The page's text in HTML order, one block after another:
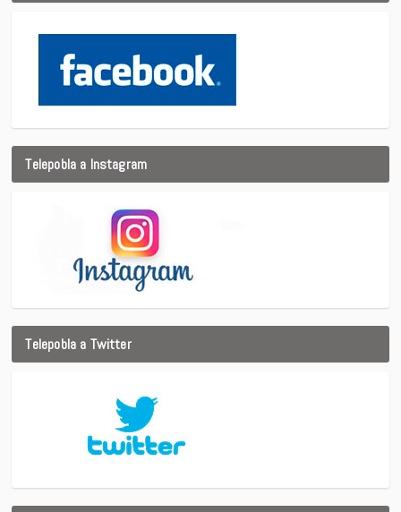
Telepobla a Instagram
Telepobla a Twitter